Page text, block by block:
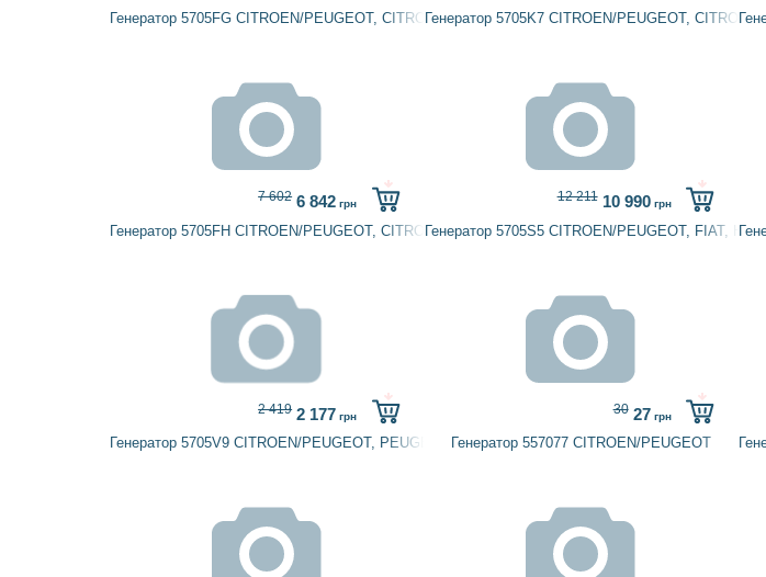
Генератор 5705FG CITROEN/PEUGEOT, CITROËNГенератор 5705K7 CITROEN/PEUGEOT,
Генератор 5705FH CITROEN/PEUGEOT, CITROËN
7 602 6 842 грн
Генератор 5705S5 CITROEN/PEUGEOT, FIAT,
12 211 10 990грн
Генератор 5705V9 CITROEN/PEUGEOT, PEUGEOT
2 419 2 177 грн
Генератор 557077 CITROEN/PEUGEOT
30 27 грн